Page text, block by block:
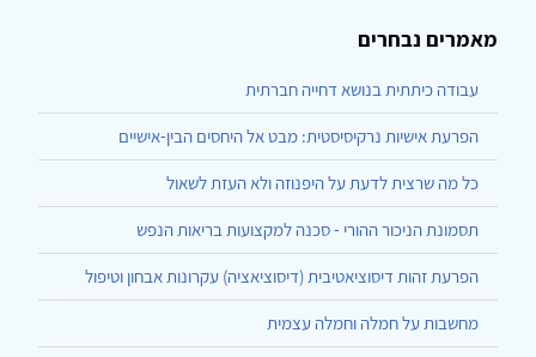
מאמרים נבחרים
עבודה כיתתית בנושא דחייה חברתית
הפרעת אישיות נרקיסיסטית: מבט אל היחסים הבין-אישיים
כל מה שרצית לדעת על היפנוזה ולא העזת לשאול
תסמונת הניכור ההורי - סכנה למקצועות בריאות הנפש
הפרעת זהות דיסוציאטיבית (דיסוציאציה) עקרונות אבחון וטיפול
מחשבות על חמלה וחמלה עצמית